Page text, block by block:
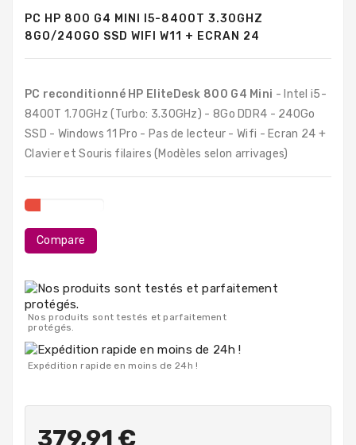
Durs
Composants
Composants
PC
Destockage
PC HP 800 G4 MINI I5-8400T 3.30GHZ
8GO/240GO SSD WIFI W11 + ECRAN 24
PC reconditionné HP EliteDesk 800 G4 Mini - Intel i5-
8400T 1.70GHz (Turbo: 3.30GHz) - 8Go DDR4 - 240Go
SSD - Windows 11 Pro - Pas de lecteur - Wifi - Ecran 24 +
Clavier et Souris filaires (Modèles selon arrivages)
Compare
Nos produits sont testés et parfaitement
protégés.
Expédition rapide en moins de 24h !
379,91 €